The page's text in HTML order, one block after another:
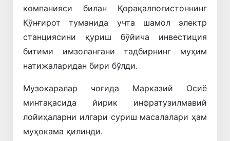
компанияси билан Қорақалпоғистоннинг
Қўнғирот туманида учта шамол электр
станциясини қуриш бўйича инвестиция
битими имзолангани тадбирнинг муҳим
натижаларидан бири бўлди.
Музокаралар чоғида Марказий Осиё
минтақасида йирик инфратузилмавий
лойиҳаларни илгари суриш масалалари ҳам
муҳокама қилинди.